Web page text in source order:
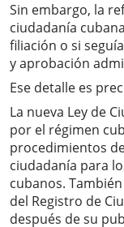
Sin embargo, la
ciudadanía
filiación o si
y aprobación
Ese detalle es
La nueva Ley de
por el régimen
procedimientos
ciudadanía para
cubanos.
del Registro de
después de su